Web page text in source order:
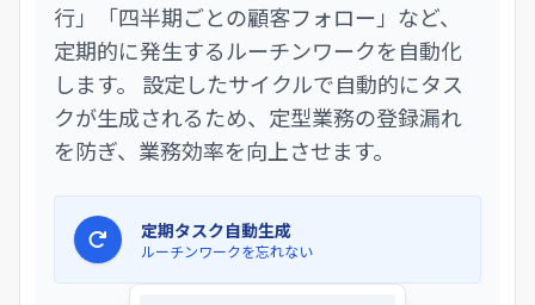
行」「四半期ごとの顧客フォロー」など、
定期的に発生するルーチンワークを自動化
します。 設定したサイクルで自動的にタス
クが生成されるため、定型業務の登録漏れ
を防ぎ、業務効率を向上させます。
定期タスク自動生成
ルーチンワークを忘れない